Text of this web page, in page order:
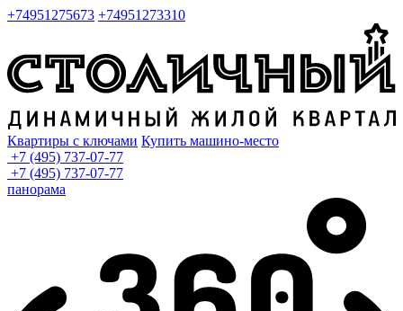
+74951275673 +74951273310
Квартиры с ключами Купить машино-место
+7 (495) 737-07-77
+7 (495) 737-07-77
панорама